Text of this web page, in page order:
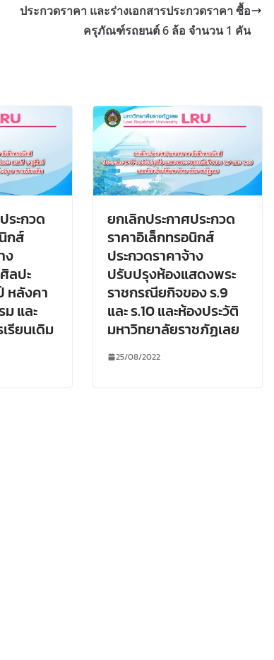
ประกวดราคา และร่างเอกสารประกวดราคา ซื้อ
ครุภัณฑ์รถยนต์ 6 ล้อ จำนวน 1 คัน
ระกวด
กส์
ง
ลปะ
หลังคา
และ
รียนเดิม
ยกเลิกประกาศประกวด
ราคาอิเล็กทรอนิกส์
ประกวดราคาจ้าง
ปรับปรุงห้องแสดงพระ
ราชกรณียกิจของ ร.9
และ ร.10 และห้องประวัติ
มหาวิทยาลัยราชภัฏเลย
25/08/2022